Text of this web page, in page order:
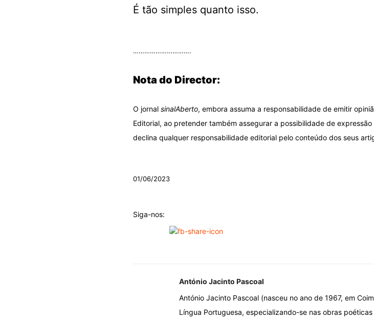
É tão simples quanto isso.
………………………….
Nota do Director:
O jornal sinalAberto, embora assuma a responsabilidade de emitir
Editorial, ao pretender também assegurar a possibilidade de
declina qualquer responsabilidade editorial pelo conteúdo dos seus
01/06/2023
Siga-nos:
António Jacinto Pascoal
António Jacinto Pascoal (nasceu no ano de 1967, em
Língua Portuguesa, especializando-se nas obras